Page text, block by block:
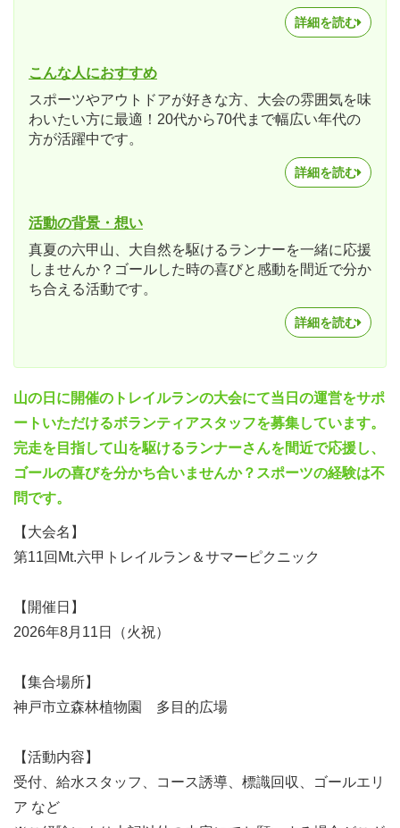
詳細を読む
こんな人におすすめ
スポーツやアウトドアが好きな方、大会の雰囲気を味
わいたい方に最適！20代から70代まで幅広い年代の
方が活躍中です。
詳細を読む
活動の背景・想い
真夏の六甲山、大自然を駆けるランナーを一緒に応援
しませんか？ゴールした時の喜びと感動を間近で分か
ち合える活動です。
詳細を読む
山の日に開催のトレイルランの大会にて当日の運営をサポ
ートいただけるボランティアスタッフを募集しています。
完走を目指して山を駆けるランナーさんを間近で応援し、
ゴールの喜びを分かち合いませんか？スポーツの経験は不
問です。
【大会名】
第11回Mt.六甲トレイルラン＆サマーピクニック
【開催日】
2026年8月11日（火祝）
【集合場所】
神戸市立森林植物園 多目的広場
【活動内容】
受付、給水スタッフ、コース誘導、標識回収、ゴールエリ
ア など